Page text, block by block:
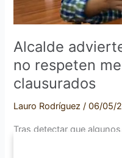
Alcalde
no respeten
clausurados
Lauro Rodríguez/06/05/
Tras detectar que